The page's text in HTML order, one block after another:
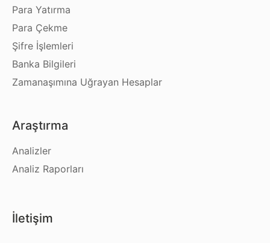
Para Yatırma
Para Çekme
Şifre İşlemleri
Banka Bilgileri
Zamanaşımına Uğrayan Hesaplar
Araştırma
Analizler
Analiz Raporları
İletişim